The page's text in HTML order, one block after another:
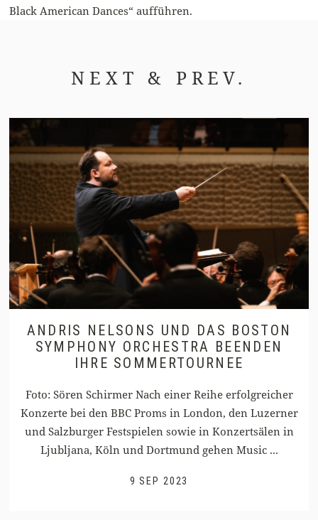
Black American Dances“ aufführen.
NEXT & PREV.
ANDRIS NELSONS UND DAS BOSTON
SYMPHONY ORCHESTRA BEENDEN
IHRE SOMMERTOURNEE
Foto: Sören Schirmer Nach einer Reihe erfolgreicher
Konzerte bei den BBC Proms in London, den Luzerner
und Salzburger Festspielen sowie in Konzertsälen in
Ljubljana, Köln und Dortmund gehen Music ...
9 SEP 2023